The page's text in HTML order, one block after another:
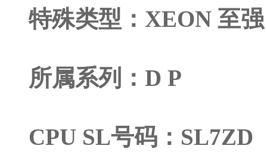
特殊类型：XEON 至强
所属系列：D P
CPU SL号码：SL7ZD